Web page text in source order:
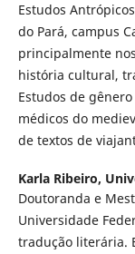
Estudos
do Pará, campus
principalmente
história cultural,
Estudos de
médicos do
de textos de
Karla Ribeiro,
Doutoranda e
Universidade
tradução literária.